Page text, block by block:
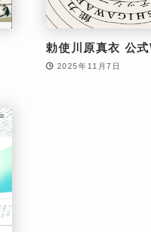
勅使川原真衣 公
2025年11月7日